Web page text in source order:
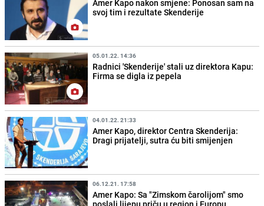
Amer Kapo nakon smjene: Ponosan sam na
svoj tim i rezultate Skenderije
05.01.22. 14:36
Radnici 'Skenderije' stali uz direktora Kapu:
Firma se digla iz pepela
04.01.22. 21:33
Amer Kapo, direktor Centra Skenderija:
Dragi prijatelji, sutra ću biti smijenjen
06.12.21. 17:58
Amer Kapo: Sa "Zimskom čarolijom" smo
poslali lijepu priču u region i Europu